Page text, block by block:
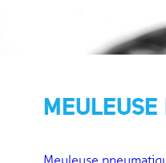
MEULEUSE